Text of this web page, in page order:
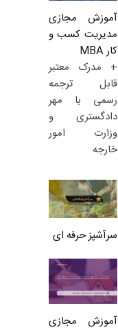
آموزش مجازی
مدیریت کسب و
کار MBA
+ مدرک معتبر
قابل ترجمه
رسمی با مهر
دادگستری و
وزارت امور
خارجه
سرآشپز حرفه ای
آموزش مجازی